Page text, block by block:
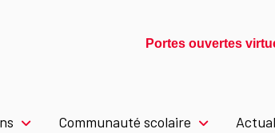
Portes ouvertes
Communauté scolaire